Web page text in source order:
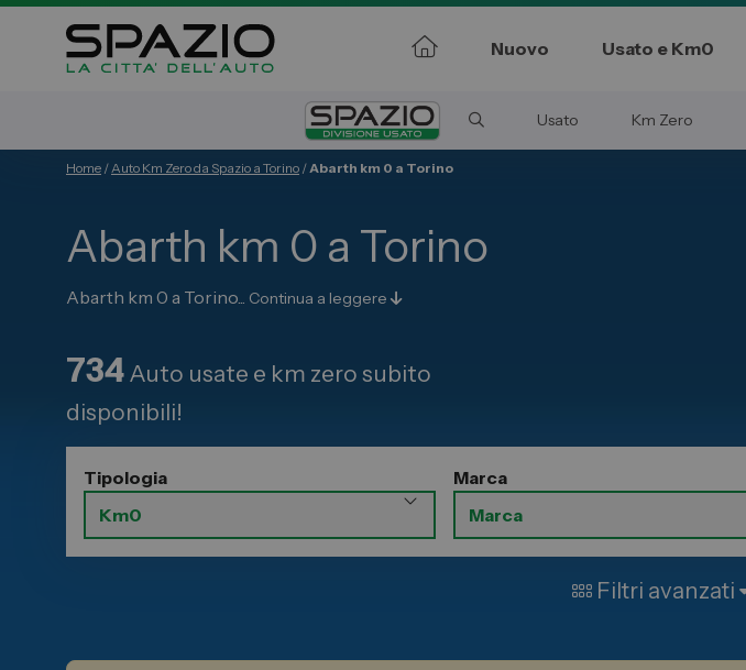
Nuovo Usato e Km0
Usato Km Zero
Fiat
Jeep
Opel
Peugeot
Citroen
Leapmotor
Toyota
Fiat Professional
Officina
Carrozzeria
Vendi la tua auto
Promozioni
Home / Auto Km Zero da Spazio a Torino / Abarth km 0 a Torino
Abarth km 0 a Torino
Abarth km 0 a Torino... Continua a leggere
734 Auto usate e km zero subito
disponibili!
Tipologia Marca
Filtri avanzati